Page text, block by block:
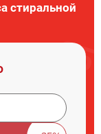
стиральной